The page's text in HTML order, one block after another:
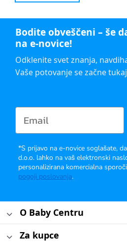
Bodite obveščeni – še
na e-novice!
Odklenite svet znanja,
Vaše potovanje se začne
*S prijavo na e-novice soglašate,
d.o.o. lahko na vaš elektronski
personalizirana komercialna
pogoji poslovanja.
O Baby Centru
Za kupce